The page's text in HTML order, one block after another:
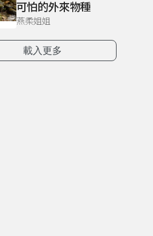
可怕的外來物種
燕柔姐姐
載入更多